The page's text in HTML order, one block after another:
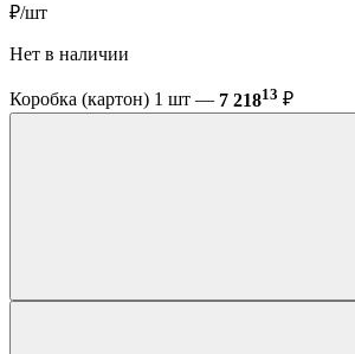
₽/шт
Нет в наличии
Коробка (картон) 1 шт — 7 21813 ₽